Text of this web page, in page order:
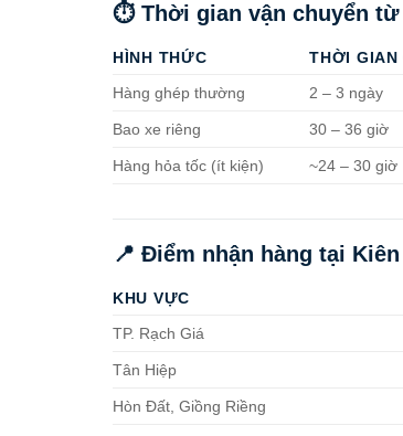
⏱️ Thời gian vận chuyển từ
HÌNH THỨC THỜI GIAN
Hàng ghép thường
2 – 3 ngày
Bao xe riêng 30 – 36 giờ
Hàng hỏa tốc (ít kiện) ~24 – 30 giờ
📍 Điểm nhận hàng tại
KHU VỰC
TP. Rạch Giá
Tân Hiệp
Hòn Đất, Giồng Riềng